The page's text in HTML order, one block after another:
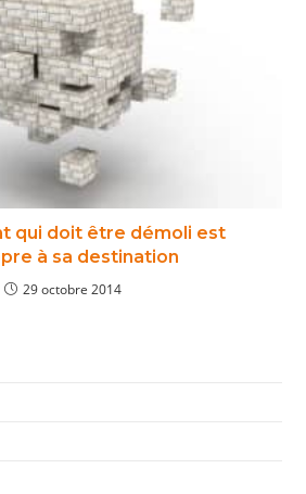
qui doit être démoli est
à sa destination
29 octobre 2014